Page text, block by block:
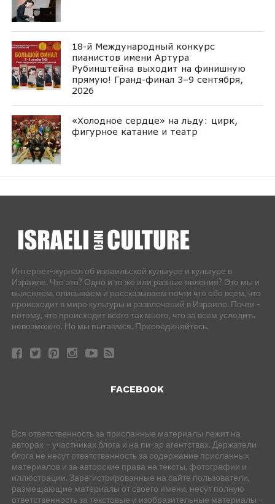
18-й Международный конкурс
пианистов имени Артура
Рубинштейна выходит на финишную
прямую! Гранд-финал 3–9 сентября,
2026
«Холодное сердце» на льду: цирк,
фигурное катание и театр
Интернет-журнал об израильской культуре и культуре в
Израиле. Что это? Одно и то же или разные явления? Это мы и
выясняем, описываем и рассказываем почти что обо всем, что
происходит в мире культуры и развлечений в Израиле. Почти -
потому, что происходит всего так много, что за всем уследить
невозможно. Но мы пытаемся. Присоединяйтесь.
FACEBOOK
Вся ответственность за присланные материалы лежит на
авторах – участниках блога и на пи-ар агентствах. Держатели
блога не несут ответственность за содержание присланных
материалов и за авторские права на тексты, фотографии и
иллюстрации. Зарегистрированные на сайте пользователи,
размещающие материалы от своего имени, несут полную
ответственность за текстовые и изобразительные материалы –